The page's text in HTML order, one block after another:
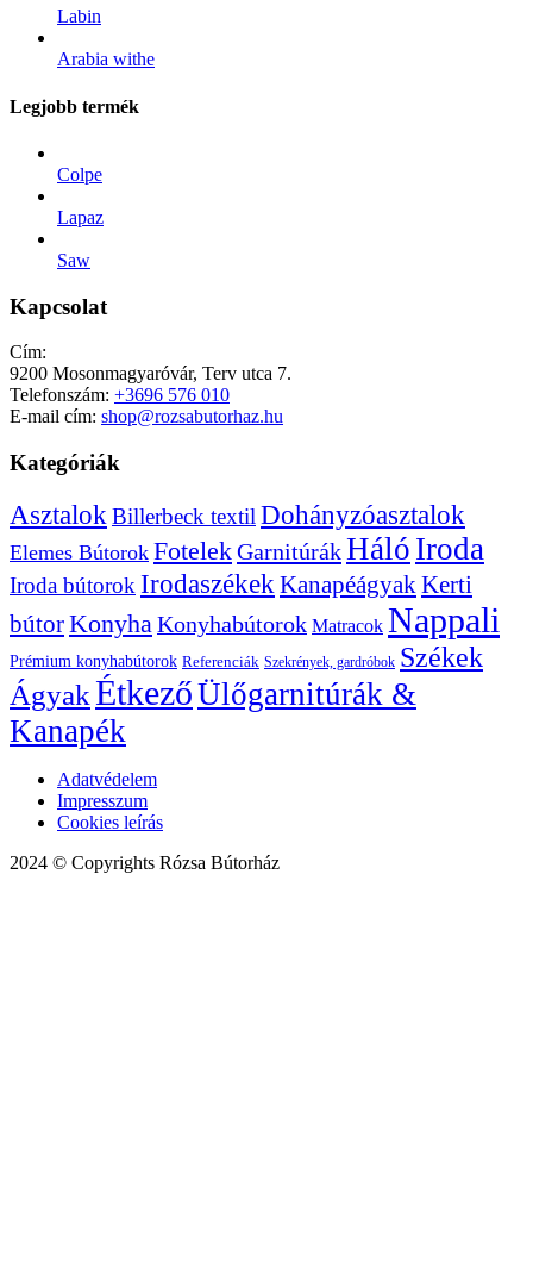
Labin
Arabia withe
Legjobb termék
Colpe
Lapaz
Saw
Kapcsolat
Cím:
9200 Mosonmagyaróvár, Terv utca 7.
Telefonszám: +3696 576 010
E-mail cím: shop@rozsabutorhaz.hu
Kategóriák
Asztalok Billerbeck textil Dohányzóasztalok
Elemes Bútorok FotelekGarnitúrákHáló Iroda
Iroda bútorok Irodaszékek Kanapéágyak Kerti
bútorKonyha Konyhabútorok Matracok Nappali
Prémium konyhabútorok Referenciák Szekrények, gardróbok Székek
ÁgyakÉtkezőÜlőgarnitúrák &
Kanapék
Adatvédelem
Impresszum
Cookies leírás
2024 © Copyrights Rózsa Bútorház